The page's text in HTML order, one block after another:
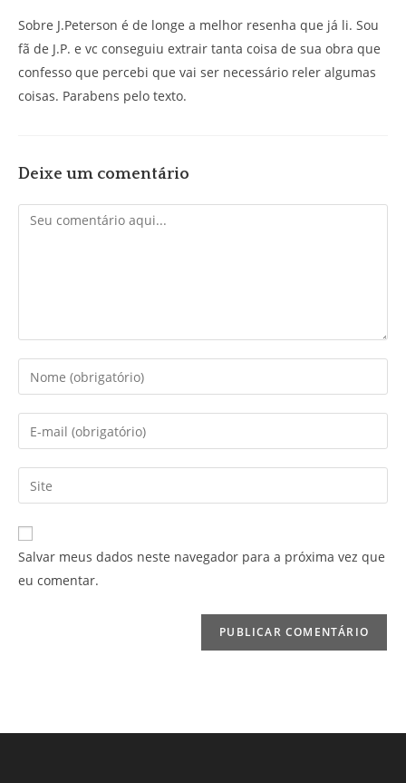
Sobre J.Peterson é de longe a melhor resenha que já li. Sou
fã de J.P. e vc conseguiu extrair tanta coisa de sua obra que
confesso que percebi que vai ser necessário reler algumas
coisas. Parabens pelo texto.
Deixe um comentário
Comentário
Digite
seu
nome
ou
nome
de
comentar
Digite
seu
endereço
de
mail
para
comentar
Digite
o
URL
do
Salvar meus dados neste navegador para a próxima vez que
eu comentar.